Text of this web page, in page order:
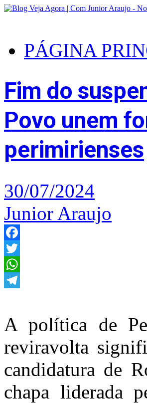
PÁGINA
Fim do
Povo unem
perimirienses
30/07/2024
Junior Araujo
Facebook
Twitter
WhatsApp
A política de
reviravolta
candidatura de
chapa liderada